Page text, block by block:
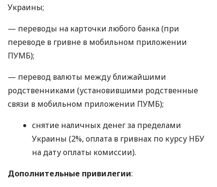
Украины;
— переводы на карточки любого банка (при
переводе в гривне в мобильном приложении
ПУМБ);
— перевод валюты между ближайшими
родственниками (установившими родственные
связи в мобильном приложении ПУМБ);
снятие наличных денег за пределами
Украины (2%, оплата в гривнах по курсу НБУ
на дату оплаты комиссии).
Дополнительные привилегии: